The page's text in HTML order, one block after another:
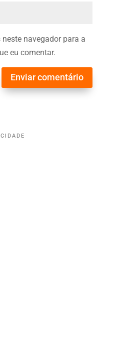
navegador para a
eu comentar.
Enviar comentário